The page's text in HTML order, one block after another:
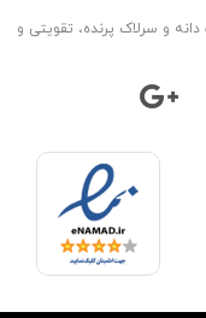
و سرلاک پرنده، تقویتی و